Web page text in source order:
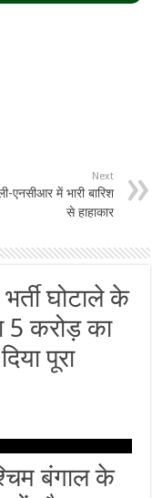
Next
एनसीआर में भारी बारिश
से हाहाकार
घोटाले के
5 करोड़ का
पूरा
बंगाल के